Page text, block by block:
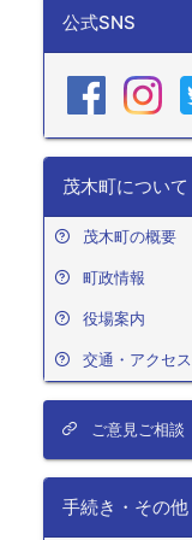
公式SNS
茂木町について
茂木町の概要
町政情報
役場案内
交通・アクセス
ご意見ご相談
手続き・その他